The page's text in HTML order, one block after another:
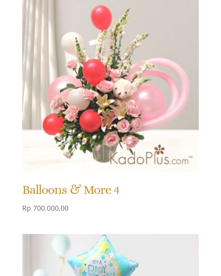
Balloons & More 4
Rp 700.000,00